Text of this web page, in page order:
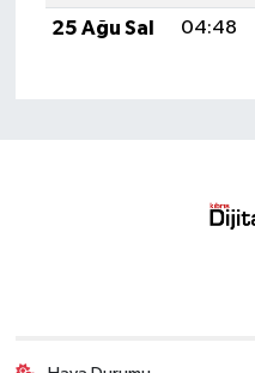
25 Ağu Sal
04:48